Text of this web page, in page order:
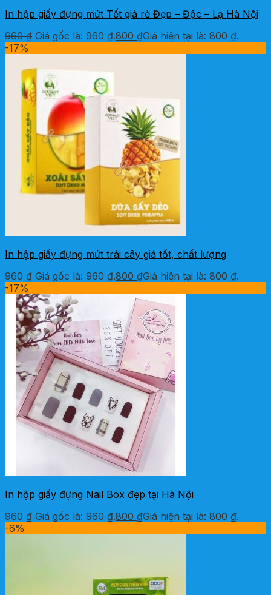
In hộp giấy đựng mứt Tết giá rẻ Đẹp – Độc – Lạ Hà Nội
960₫ Giá gốc là: 960 ₫.800 ₫Giá hiện tại là: 800 ₫.
-17%
In hộp giấy đựng mứt trái cây giá tốt, chất lượng
960₫ Giá gốc là: 960 ₫.800 ₫Giá hiện tại là: 800 ₫.
-17%
In hộp giấy đựng Nail Box đẹp tại Hà Nội
960₫ Giá gốc là: 960 ₫.800 ₫Giá hiện tại là: 800 ₫.
-6%